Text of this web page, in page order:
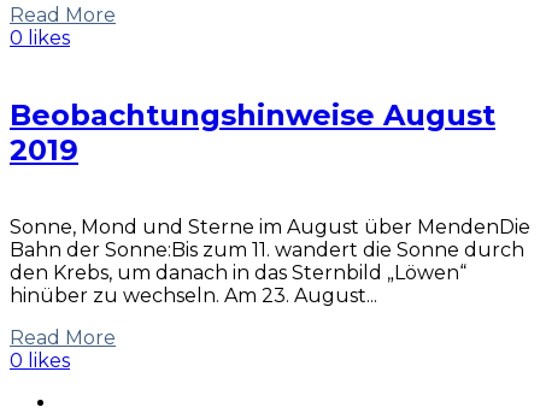
Read More
0 likes
Beobachtungshinweise August
2019
Sonne, Mond und Sterne im August über MendenDie
Bahn der Sonne:Bis zum 11. wandert die Sonne durch
den Krebs, um danach in das Sternbild „Löwen“
hinüber zu wechseln. Am 23. August...
Read More
0 likes